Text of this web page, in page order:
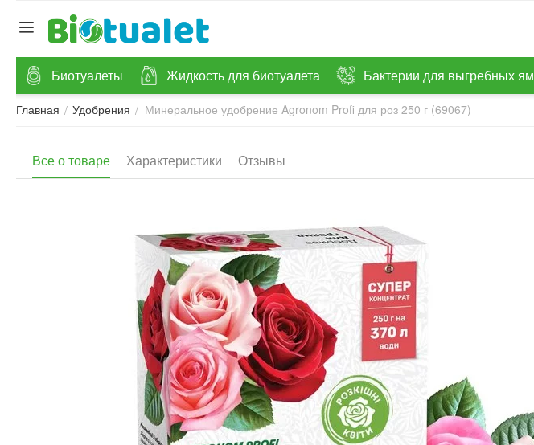
Биотуалеты Жидкость для биотуалета Бактерии для выгребных ям
Главная / Удобрения / Минеральное удобрение Agronom Profi для роз 250 г (69067)
Все о товаре Характеристики Отзывы